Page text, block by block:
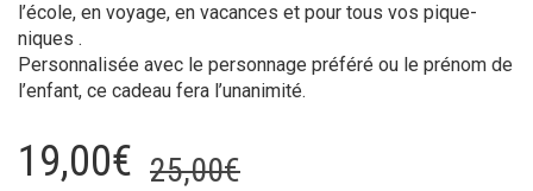
l’école, en voyage, en vacances et pour tous vos pique-
niques .
Personnalisée avec le personnage préféré ou le prénom de
l’enfant, ce cadeau fera l’unanimité.
25,00€Le
19,00€
Le